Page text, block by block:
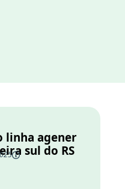
linha agener
sul do RS